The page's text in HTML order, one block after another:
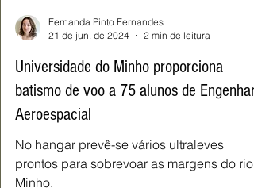
Fernanda Pinto Fernandes
21 de jun. de 2024
2 min de leitura
Universidade do Minho proporciona
batismo de voo a 75 alunos de
Aeroespacial